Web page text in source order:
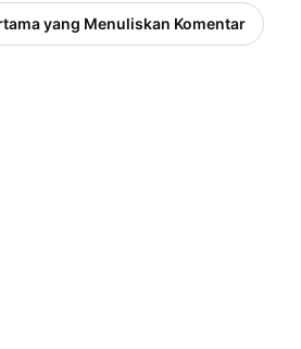
yang Menuliskan Komentar